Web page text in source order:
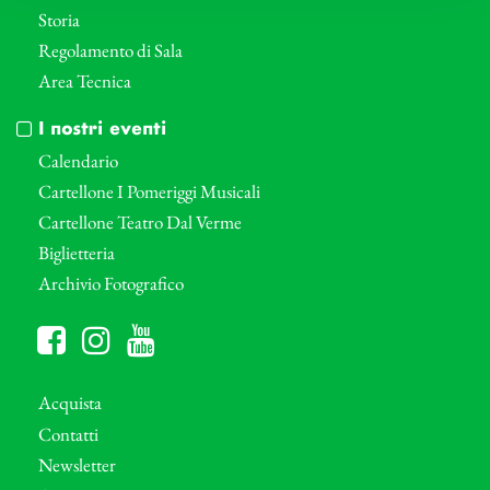
Storia
Regolamento di Sala
Area Tecnica
I nostri eventi
Calendario
Cartellone I Pomeriggi Musicali
Cartellone Teatro Dal Verme
Biglietteria
Archivio Fotografico
Acquista
Contatti
Newsletter